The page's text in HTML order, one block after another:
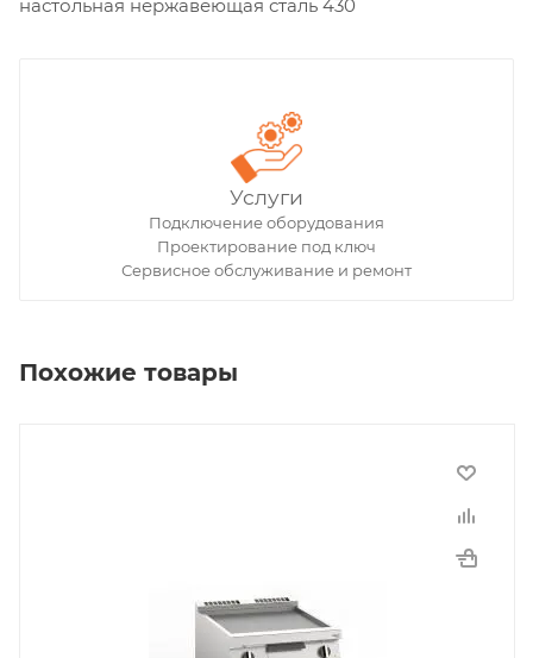
настольная нержавеющая сталь 430
Услуги
Подключение оборудования
Проектирование под ключ
Сервисное обслуживание и ремонт
Похожие товары